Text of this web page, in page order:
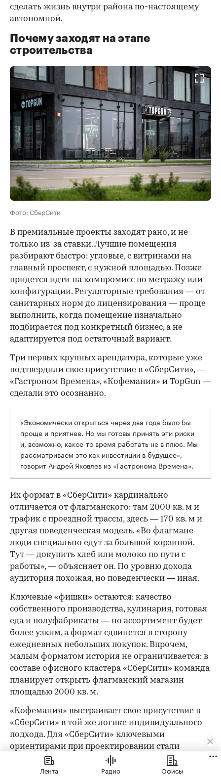
сделать жизнь внутри района по-настоящему
автономной.
Почему заходят на этапе
строительства
Фото: СберСити
В премиальные проекты заходят рано, и не
только из-за ставки. Лучшие помещения
разбирают быстро: угловые, с витринами на
главный проспект, с нужной площадью. Позже
придется идти на компромисс по метражу или
конфигурации. Регуляторные требования — от
санитарных норм до лицензирования — проще
выполнить, когда помещение изначально
подбирается под конкретный бизнес, а не
адаптируется под остаточный вариант.
Три первых крупных арендатора, которые уже
подтвердили свое присутствие в «СберСити», —
«Гастроном Времена», «Кофемания» и TopGun —
сделали это осознанно.
«Экономически открыться через два года было бы
проще и приятнее. Но мы готовы принять эти риски
и, возможно, какое-то время работать не в плюс. Мы
рассматриваем это как инвестиции в будущее», —
говорит Андрей Яковлев из «Гастронома Времена».
Их формат в «СберСити» кардинально
отличается от флагманского: там 2000 кв. м и
трафик с проездной трассы, здесь — 170 кв. м и
другая поведенческая модель. «Во флагмане
люди специально едут за большой корзиной.
Тут — докупить хлеб или молоко по пути с
работы», — объясняет он. По уровню дохода
аудитория похожая, но поведенчески — иная.
Ключевые «фишки» остаются: качество
собственного производства, кулинария, готовая
еда и полуфабрикаты — но ассортимент будет
более узким, а формат сдвинется в сторону
ежедневных небольших покупок. Впрочем,
малым форматом история не ограничивается: в
составе офисного кластера «СберСити» команда
планирует открыть флагманский магазин
площадью 2000 кв. м.
«Кофемания» выстраивает свое присутствие в
«СберСити» в той же логике индивидуального
подхода. Для «СберСити» ключевыми
ориентирами при проектировании стали
технологичность решений, функциональность и
лаконичность форм. «В данный момент мы
Лента Радио Офисы